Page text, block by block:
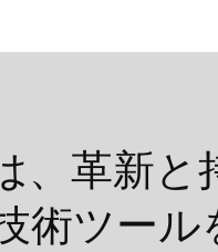
、革新
術ツー